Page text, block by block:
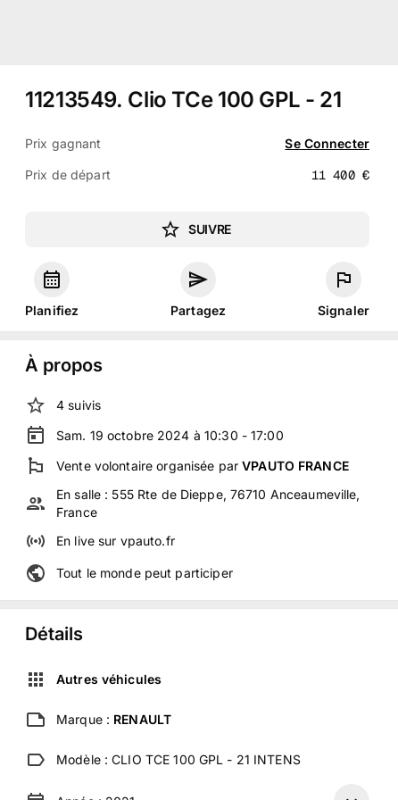
11213549. Clio TCe 100 GPL - 21
Prix gagnant Se Connecter
Prix de départ 11 400 €
SUIVRE
Planifiez Partagez Signaler
À propos
4 suivis
Sam. 19 octobre 2024 à 10:30 - 17:00
Vente volontaire organisée parVPAUTO FRANCE
En salle : 555 Rte de Dieppe, 76710 Anceaumeville,
France
En livesur vpauto.fr
Tout le monde peut participer
Détails
Autres véhicules
Marque : RENAULT
Modèle :CLIO TCE 100 GPL - 21 INTENS